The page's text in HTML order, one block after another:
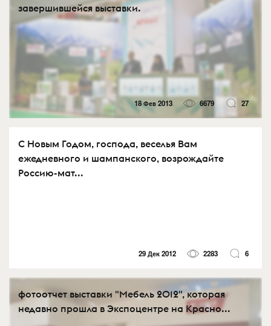
завершившейся выставки.
18 Фев 2013 6679 27
С Новым Годом, господа, веселья Вам
ежедневного и шампанского, возрождайте
Россию-мат...
29 Дек 2012 2283 6
фотоотчет выставки "Мебель 2012", которая
недавно прошла в Экспоцентре на Красно...